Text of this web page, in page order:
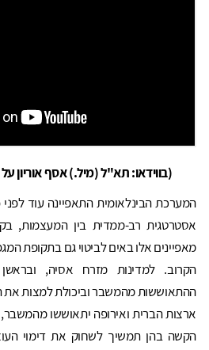
(בווידאו: תא"ל (מיל.) אסף אוריון
המערכת הבינלאומית התאפיינה עוד
אסטרטגית רב-ממדית בין המעצמות,
מאפיינים אלו באים לביטוי גם בתקופת
הקרוב. למדינות מזרח אסיה,
ההתאוששות מהמשבר וביכולת למצות את
ארצות הברית ואירופה יתאוששו
הקשה בהן תמשיך לשחוק את דימוי